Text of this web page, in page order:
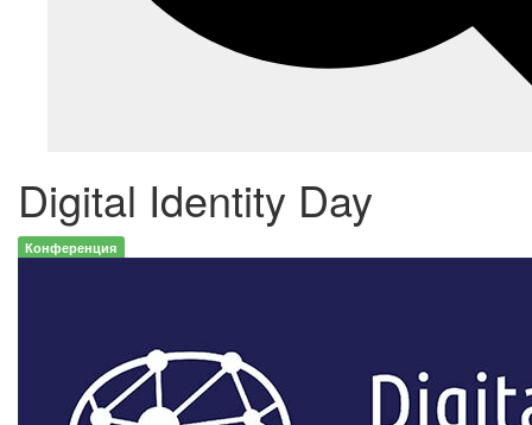
Digital Identity Day
Конференция